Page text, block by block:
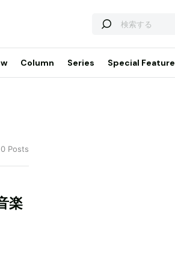
Column Series Special Feature
Posts
楽